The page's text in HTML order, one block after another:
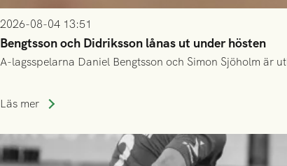
2026-08-04 13:51
Bengtsson och Didriksson lånas ut under hösten
A-lagsspelarna Daniel Bengtsson och Simon Sjöholm är
Läs mer